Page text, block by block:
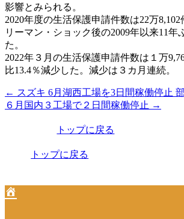
影響とみられる。
2020年度の生活保護申請件数は22万8,102
リーマン・ショック後の2009年以来11年
た。
2022年３月の生活保護申請件数は１万
比13.4％減少した。減少は３カ月連続。
投
稿
ー
← スズキ 6月湖西工場を3日間稼働停止
６月国内３工場で２日間稼働停止 →
トップに戻る
トップに戻る